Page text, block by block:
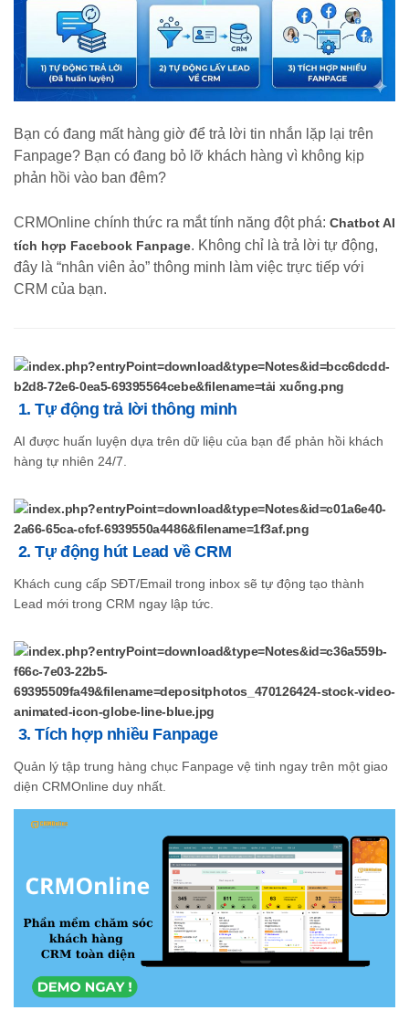
Bạn có đang mất hàng giờ để trả lời tin nhắn lặp lại trên
Fanpage? Bạn có đang bỏ lỡ khách hàng vì không kịp
phản hồi vào ban đêm?
CRMOnline chính thức ra mắt tính năng đột phá: Chatbot AI
tích hợp Facebook Fanpage. Không chỉ là trả lời tự động,
đây là “nhân viên ảo” thông minh làm việc trực tiếp với
CRM của bạn.
1. Tự động trả lời thông minh
AI được huấn luyện dựa trên dữ liệu của bạn để phản hồi khách
hàng tự nhiên 24/7.
2. Tự động hút Lead về CRM
Khách cung cấp SĐT/Email trong inbox sẽ tự động tạo thành
Lead mới trong CRM ngay lập tức.
3. Tích hợp nhiều Fanpage
Quản lý tập trung hàng chục Fanpage vệ tinh ngay trên một giao
diện CRMOnline duy nhất.